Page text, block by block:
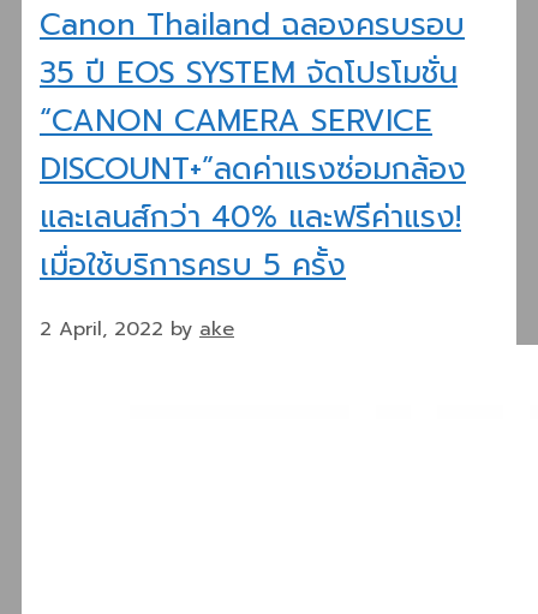
Canon Thailand ฉลองครบรอบ
35 ปี EOS SYSTEM จัดโปรโมชั่น
“CANON CAMERA SERVICE
DISCOUNT+”ลดค่าแรงซ่อมกล้อง
และเลนส์กว่า 40% และฟรีค่าแรง!
เมื่อใช้บริการครบ 5 ครั้ง
2 April, 2022 by ake